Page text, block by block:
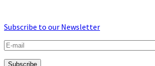
Subscribe to our Newsletter